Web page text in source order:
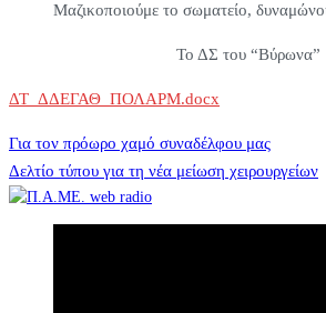
Μαζικοποιούμε το σωματείο,
Το ΔΣ του “Βύρωνα”
ΔΤ_ΔΔΕΓΑΘ_ΠΟΛΑΡΜ.docx
Πλοήγηση
άρθρων
Για τον πρόωρο χαμό συναδέλφου μας
Δελτίο τύπου για τη νέα μείωση χειρουργείων